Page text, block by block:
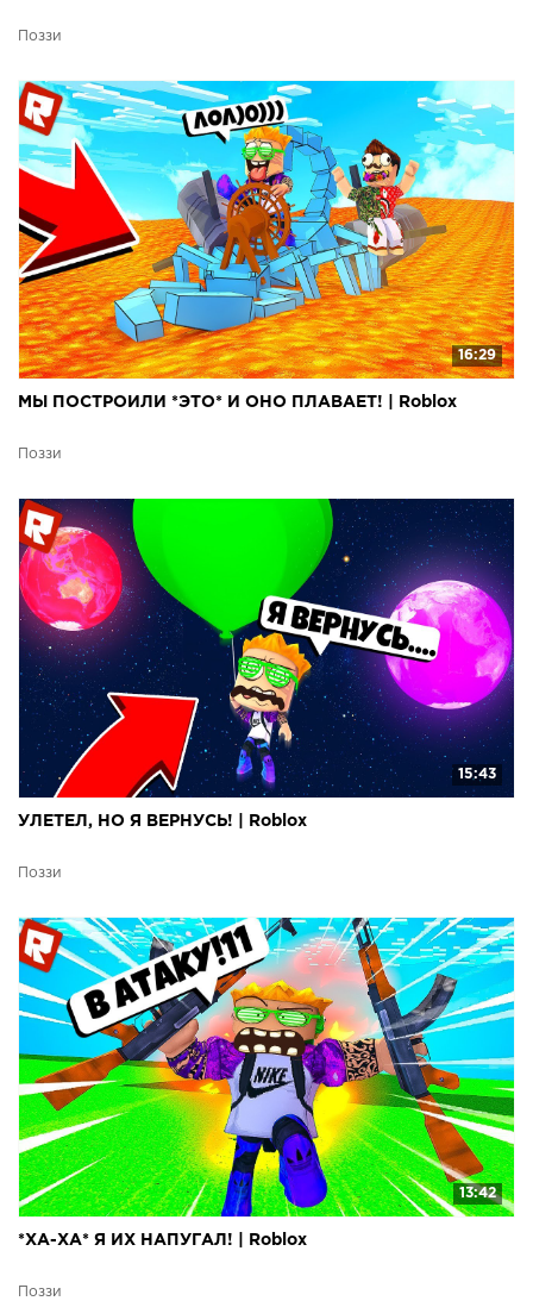
Поззи
16:29
МЫ ПОСТРОИЛИ *ЭТО* И ОНО ПЛАВАЕТ! | Roblox
Поззи
15:43
УЛЕТЕЛ, НО Я ВЕРНУСЬ! | Roblox
Поззи
13:42
*ХА-ХА* Я ИХ НАПУГАЛ! | Roblox
Поззи